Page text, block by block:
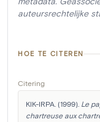
auteursrechtelijke
HOE TE CITEREN
Citering
KIK-IRPA. (1999). Le
chartreuse aux